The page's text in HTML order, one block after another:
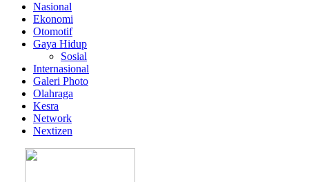
Nasional
Ekonomi
Otomotif
Gaya Hidup
Sosial
Internasional
Galeri Photo
Olahraga
Kesra
Network
Nextizen